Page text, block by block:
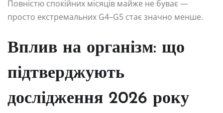
Повністю спокійних місяців майже не буває —
просто екстремальних G4–G5 стає значно менше.
Вплив на організм: що
підтверджують
дослідження 2026 року